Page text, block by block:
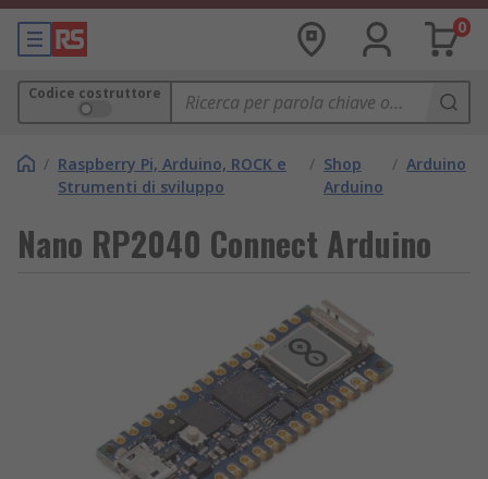
0
Codice costruttore
/ Raspberry Pi, Arduino, ROCK e
Strumenti di sviluppo
/ Shop
Arduino
/ Arduino
Nano RP2040 Connect Arduino